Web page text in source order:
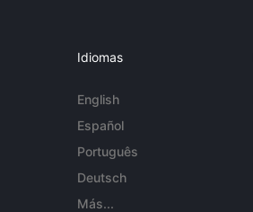
Idiomas
English
Español
Português
Deutsch
Más...